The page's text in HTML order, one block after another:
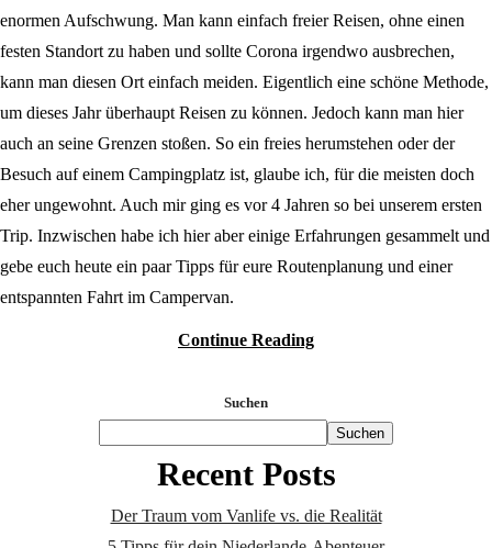
enormen Aufschwung. Man kann einfach freier Reisen, ohne einen
festen Standort zu haben und sollte Corona irgendwo ausbrechen,
kann man diesen Ort einfach meiden. Eigentlich eine schöne Methode,
um dieses Jahr überhaupt Reisen zu können. Jedoch kann man hier
auch an seine Grenzen stoßen. So ein freies herumstehen oder der
Besuch auf einem Campingplatz ist, glaube ich, für die meisten doch
eher ungewohnt. Auch mir ging es vor 4 Jahren so bei unserem ersten
Trip. Inzwischen habe ich hier aber einige Erfahrungen gesammelt und
gebe euch heute ein paar Tipps für eure Routenplanung und einer
entspannten Fahrt im Campervan.
Continue Reading
Suchen
Suchen
Recent Posts
Der Traum vom Vanlife vs. die Realität